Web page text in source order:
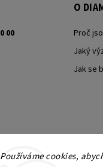
Používáme cookies,
00
O
Proč
Jaký
Jak se